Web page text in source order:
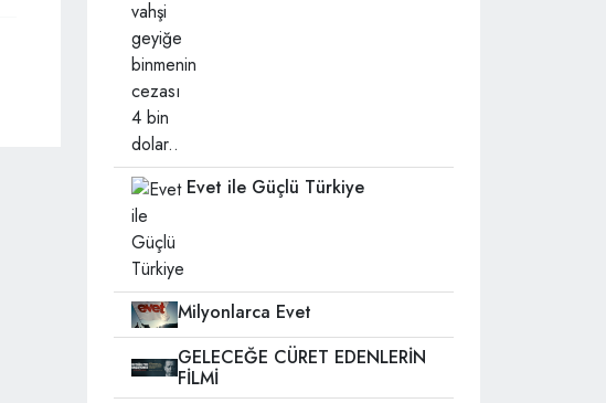
Evet ile Güçlü Türkiye
Milyonlarca Evet
GELECEĞE CÜRET EDENLERİN
FİLMİ